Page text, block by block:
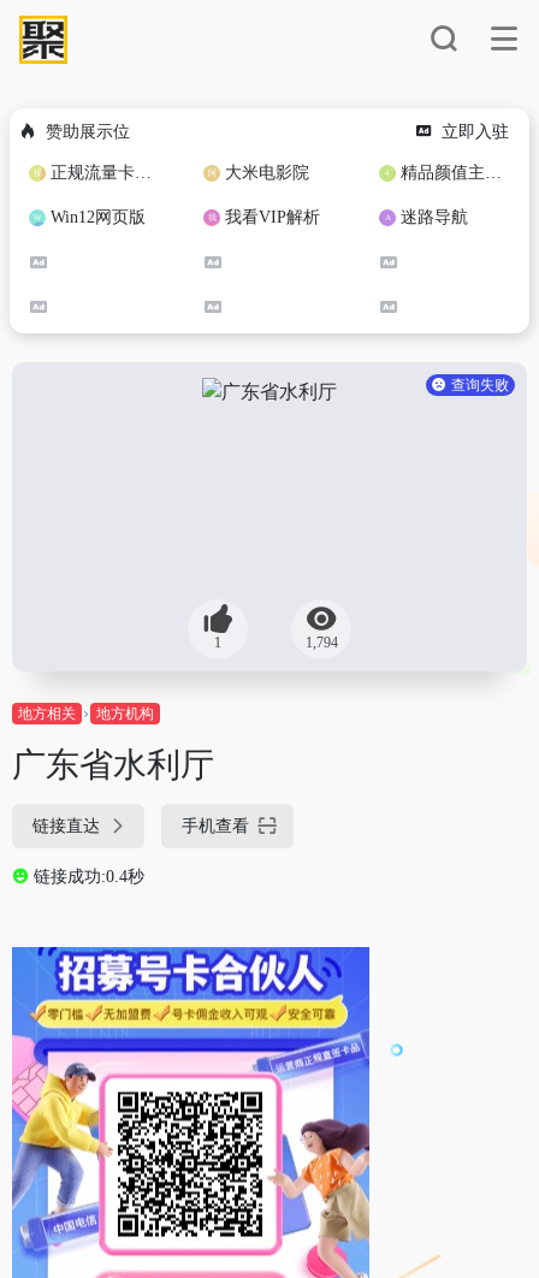
赞助展示位 立即入驻
正规流量卡免费加盟合作 大米电影院 精品颜值主播定制
Win12网页版 我看VIP解析 迷路导航
查询失败
1 1,794
地方相关 地方机构
广东省水利厅
链接直达 手机查看
链接成功:0.4秒